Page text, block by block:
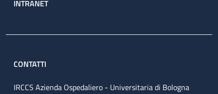
INTRANET
CONTATTI
IRCCS Azienda Ospedaliero - Universitaria di Bologna